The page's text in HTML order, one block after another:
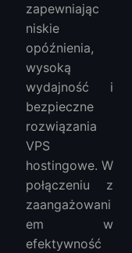
zapewniając
niskie
opóźnienia,
wysoką
wydajność i
bezpieczne
rozwiązania
VPS
hostingowe. W
połączeniu z
zaangażowani
em w
efektywność